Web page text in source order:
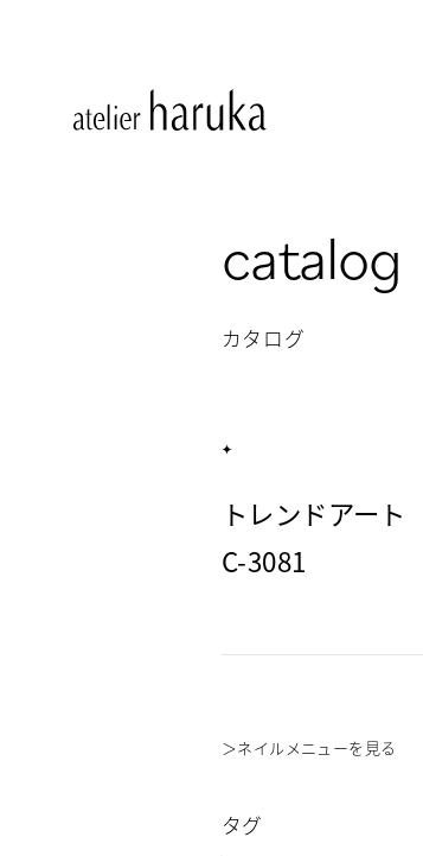
catalog
カタログ
トレンドアート
C-3081
＞ネイルメニューを見る
タグ